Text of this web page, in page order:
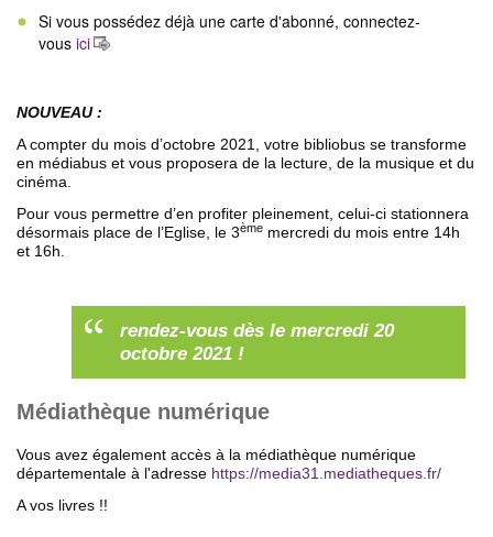
Si vous possédez déjà une carte d'abonné, connectez-
vous ici
NOUVEAU :
A compter du mois d’octobre 2021, votre bibliobus se transforme
en médiabus et vous proposera de la lecture, de la musique et du
cinéma.
Pour vous permettre d’en profiter pleinement, celui-ci stationnera
désormais place de l’Eglise, le 3ème mercredi du mois entre 14h
et 16h.
rendez-vous dès le mercredi 20
octobre 2021 !
Médiathèque numérique
Vous avez également accès à la médiathèque numérique
départementale à l'adresse https://media31.mediatheques.fr/
A vos livres !!